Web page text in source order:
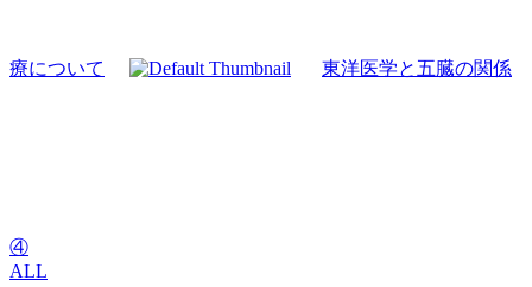
療について 東洋医学と五臓の関係
④
ALL